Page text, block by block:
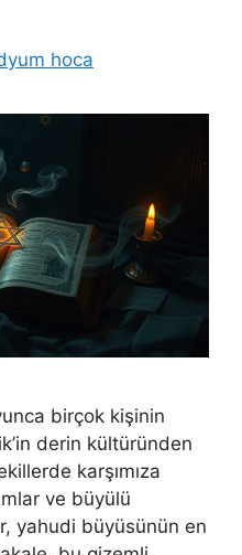
hoca
birçok kişinin
derin kültüründen
karşımıza
ve büyülü
yahudi büyüsünün en